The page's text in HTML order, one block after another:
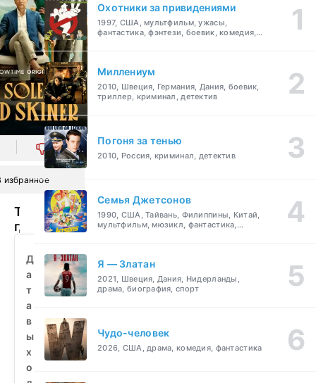
0
избранное
Там,
где
светит
солнце
(2025)
смотреть
бесплатно
Д
а
т
а
в
ы
х
о
Охотники за привидениями
1997, США, мультфильм, ужасы,
фантастика, фэнтези, боевик, комедия,
Миллениум
2010, Швеция, Германия, Дания, боевик,
триллер, криминал, детектив
Погоня за тенью
2010, Россия, криминал, детектив
Семья Джетсонов
1990, США, Тайвань, Филиппины, Китай,
мультфильм, мюзикл, фантастика,
Я — Златан
2021, Швеция, Дания, Нидерланды,
драма, биография, спорт
Чудо-человек
2026, США, драма, комедия, фантастика